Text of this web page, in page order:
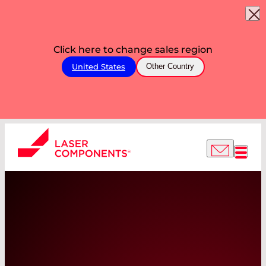
Click here to change sales region
United States Other Country